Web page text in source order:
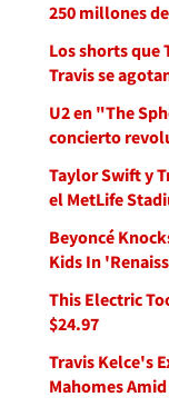
250 millones
Los shorts que
Travis se
U2 en "The
concierto
Taylor Swift y
el MetLife
Beyoncé
Kids In
This Electric
$24.97
Travis Kelce's
Mahomes